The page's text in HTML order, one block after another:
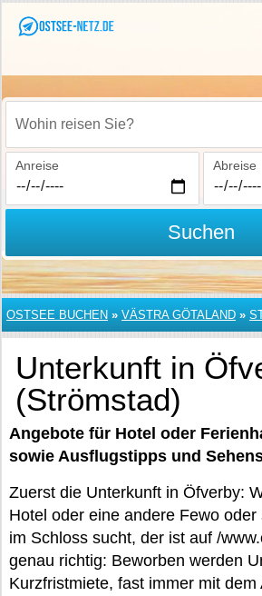
Wohin reisen Sie?
Anreise Abreise
Suchen
OSTSEE BUCHEN » VÄSTRA GÖTALAND »
Unterkunft in
(Strömstad)
Angebote für Hotel oder
sowie Ausflugstipps und
Zuerst die Unterkunft in Öfverby:
Hotel oder eine andere Fewo
im Schloss sucht, der ist auf /
genau richtig: Beworben werden
Kurzfristmiete, fast immer mit dem